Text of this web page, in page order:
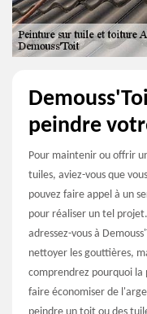
peindre
Pour maintenir ou offrir
tuiles, aviez-vous que
pouvez faire appel à un
pour réaliser un tel
adressez-vous à
nettoyer les gouttières,
comprendrez pourquoi
faire économiser de